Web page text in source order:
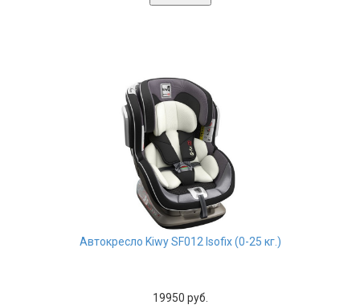
Автокресло Kiwy SF012 Isofix (0-25 кг.)
19950 руб.